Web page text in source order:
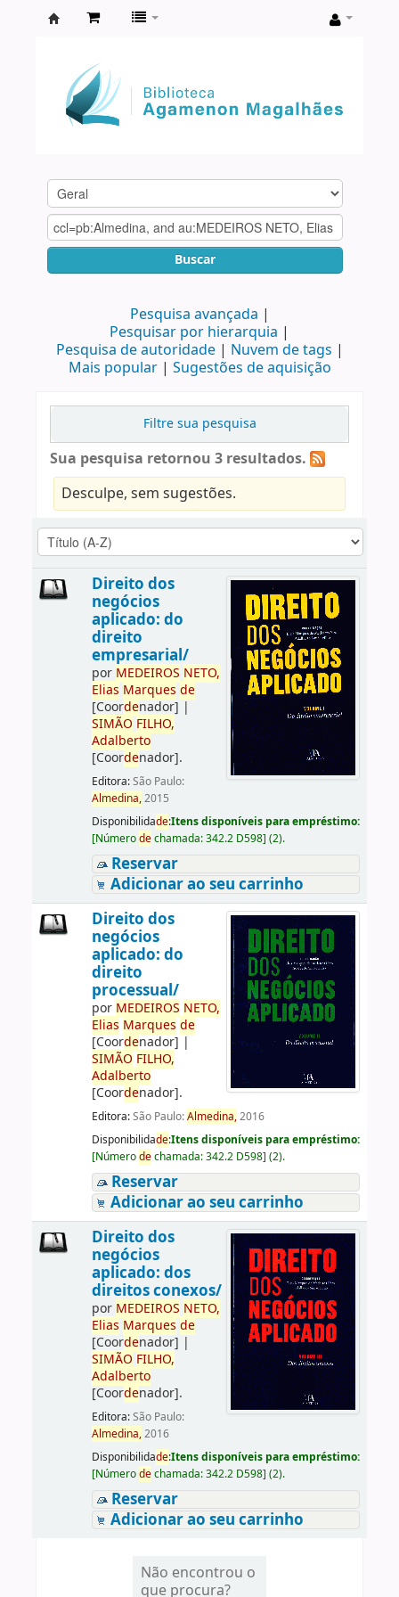
Agamenon
Magalhães
Buscar
Pesquisa avançada
Pesquisar por hierarquia
Pesquisa de autoridade
Nuvem de tags
Mais popular
Sugestões de aquisição
Filtre sua pesquisa
Sua pesquisa retornou 3 resultados.
Desculpe, sem sugestões.
Direito dos
negócios
aplicado: do
direito
empresarial/
por MEDEIROS NETO,
Elias Marques de
[Coordenador] |
SIMÃO FILHO,
Adalberto
[Coordenador].
Editora:São Paulo:
Almedina,2015
Disponibilidade:Itens disponíveis para empréstimo:
[Númerodechamada:342.2 D598] (2).
Reservar
Adicionar ao seu carrinho
Direito dos
negócios
aplicado: do
direito
processual/
por MEDEIROS NETO,
Elias Marques de
[Coordenador] |
SIMÃO FILHO,
Adalberto
[Coordenador].
Editora:São Paulo:Almedina,2016
Disponibilidade:Itens disponíveis para empréstimo:
[Númerodechamada:342.2 D598] (2).
Reservar
Adicionar ao seu carrinho
Direito dos
negócios
aplicado: dos
direitos conexos/
por MEDEIROS NETO,
Elias Marques de
[Coordenador] |
SIMÃO FILHO,
Adalberto
[Coordenador].
Editora:São Paulo:
Almedina,2016
Disponibilidade:Itens disponíveis para empréstimo:
[Númerodechamada:342.2 D598] (2).
Reservar
Adicionar ao seu carrinho
Não encontrou o
que procura?